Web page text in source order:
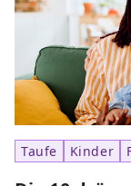
Taufe Kinder